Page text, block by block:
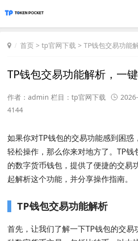
首页 > tp官网下载 > TP钱包交易功能
TP钱包交易功能解析，一
作者：admin 栏目： tp官网下载
4144
如果你对TP钱包的交易功能感到困惑
轻松操作，那么你来对地方了。TP钱
的数字货币钱包，提供了便捷的交易
起解析这个功能，并分享操作指南。
TP钱包交易功能解析
首先，让我们了解一下TP钱包的交易